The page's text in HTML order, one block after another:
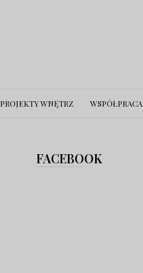
PROJEKTY WNĘTRZ WSPÓŁPRACA
FACEBOOK